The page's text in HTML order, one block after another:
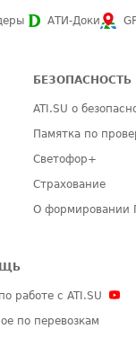
АТИ-Доки
БЕЗОПАСНОСТЬ
ATI.SU о
Памятка по
Светофор+
Страхование
О формировании
работе с ATI.SU
по перевозкам